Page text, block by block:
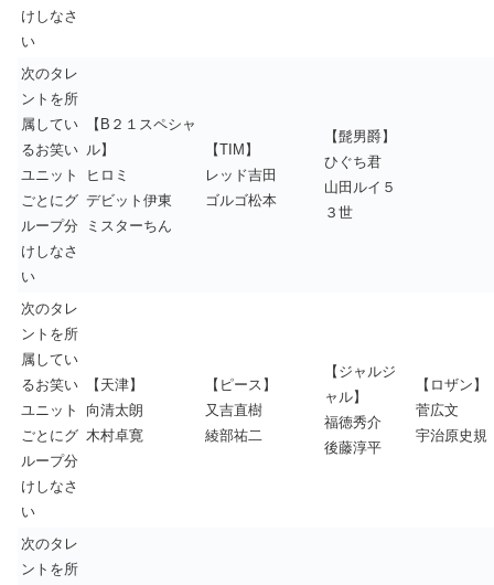
けしなさ
い
次のタレ
ントを所
属してい
るお笑い
ユニット
ごとにグ
ループ分
けしなさ
い
【B２１スペシャ
ル】
ヒロミ
デビット伊東
ミスターちん
【TIM】
レッド吉田
ゴルゴ松本
【髭男爵】
ひぐち君
山田ルイ５
３世
次のタレ
ントを所
属してい
るお笑い
ユニット
ごとにグ
ループ分
けしなさ
い
【天津】
向清太朗
木村卓寛
【ピース】
又吉直樹
綾部祐二
【ジャルジ
ャル】
福徳秀介
後藤淳平
【ロザン】
菅広文
宇治原史規
次のタレ
ントを所